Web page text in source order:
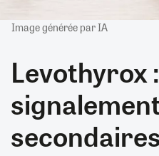
Image générée par IA
Levothyrox